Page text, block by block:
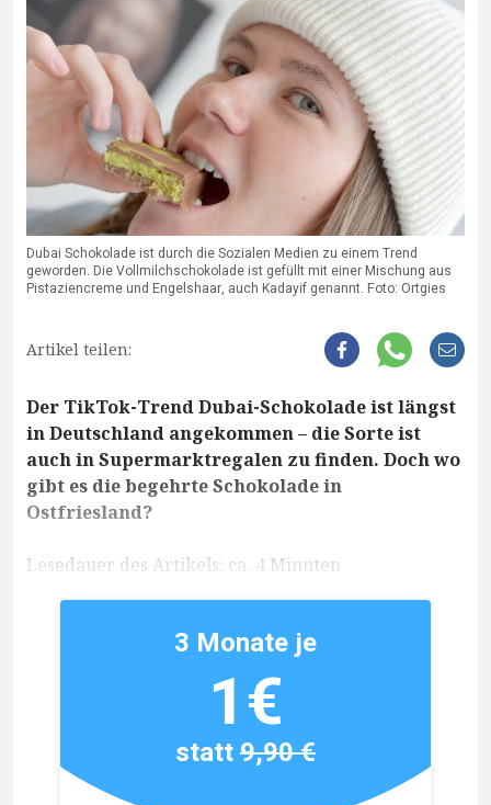
Dubai Schokolade ist durch die Sozialen Medien zu einem Trend
geworden. Die Vollmilchschokolade ist gefüllt mit einer Mischung aus
Pistaziencreme und Engelshaar, auch Kadayif genannt. Foto: Ortgies
Artikel teilen:
Der TikTok-Trend Dubai-Schokolade ist längst
in Deutschland angekommen – die Sorte ist
auch in Supermarktregalen zu finden. Doch wo
gibt es die begehrte Schokolade in
Ostfriesland?
Lesedauer des Artikels: ca. 4 Minuten
3 Monate je
1€
statt9,90 €